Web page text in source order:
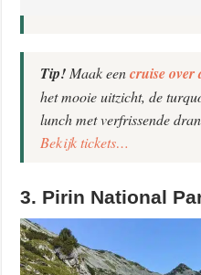
Tip!Maak eencruise over
het mooie uitzicht, de
lunch met verfrissende
Bekijk tickets…
3. Pirin National